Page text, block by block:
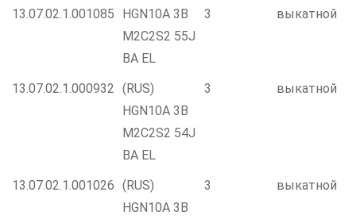
13.07.02.1.001085
HGN10A 3B
M2C2S2 55J
BA EL
3 выкатной
13.07.02.1.000932 (RUS)
HGN10A 3B
M2C2S2 54J
BA EL
3 выкатной
13.07.02.1.001026 (RUS)
HGN10A 3B
3 выкатной